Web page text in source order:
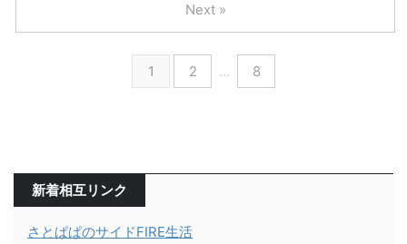
1 2 … 8
Next »
新着相互リンク
さとぱぱのサイドFIRE生活